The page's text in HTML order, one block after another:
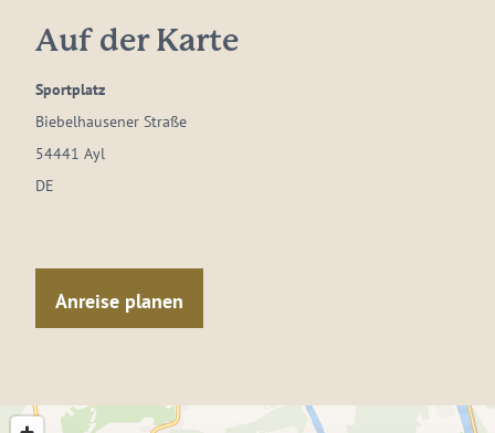
Auf der Karte
Sportplatz
Biebelhausener Straße
54441 Ayl
DE
Anreise planen